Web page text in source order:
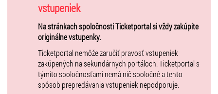
26.6. FOLK/POP
Peter Juhás a jeho hostia
Nenechajte si ujsť exkluzívny koncert vychádzajúcej hviezdy
slovenského folku a jeho hostí v netradičnom prostredí jazdiarne na
Začiatok predstavenia o 20:00, jednotné vstupné 19,- eur
Peter Juhás opäť na Klokočine na Zemplínskej šírave!
Peter Juhás je pesničkár z juhu Slovenska, ktorý sa hudbe venuje od
vstupeniek
Na stránkach spoločnosti Ticketportal si vždy zakúpite
originálne vstupenky.
Ticketportal nemôže zaručiť pravosť vstupeniek
zakúpených na sekundárnych portáloch. Ticketportal s
týmito spoločnosťami nemá nič spoločné a tento
spôsob prepredávania vstupeniek nepodporuje.